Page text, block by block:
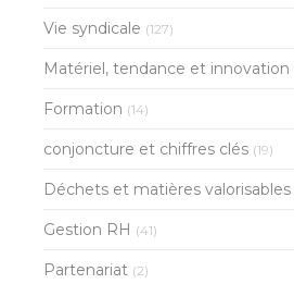
Vie syndicale (127)
Matériel, tendance et innovation
Formation (14)
conjoncture et chiffres clés (19)
Déchets et matières valorisables
Gestion RH (41)
Partenariat (2)